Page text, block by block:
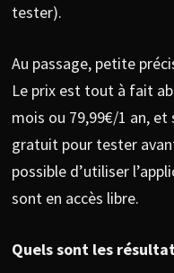
tester).
Au passage, petite
Le prix est tout à fait
mois ou 79,99€/1 an,
gratuit pour tester
possible d’utiliser
sont en accès libre.
Quels sont les